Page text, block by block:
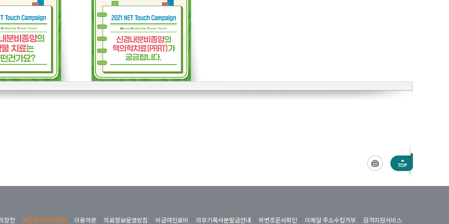
장전 개인정보처리방침 이용약관 의료정보운영방침 비급여진료비 의무기록사본발급안내 위변조문서확인 이메일 주소수집거부 원격지원서비스